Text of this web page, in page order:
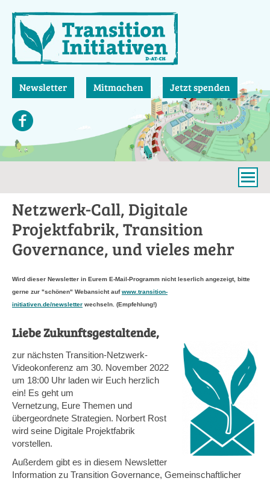
zum
Inhalt
Newsletter Mitmachen Jetzt spenden
Netzwerk-Call, Digitale
Projektfabrik, Transition
Governance, und vieles mehr
Wird dieser Newsletter in Eurem E-Mail-Programm nicht leserlich angezeigt, bitte
gerne zur "schönen" Webansicht aufwww.transition-
initiativen.de/newsletter wechseln. (Empfehlung!)
Liebe Zukunftsgestaltende,
zur nächsten Transition-Netzwerk-
Videokonferenz am 30. November 2022
um 18:00 Uhr laden wir Euch herzlich
ein! Es geht um
Vernetzung, Eure Themen und
übergeordnete Strategien. Norbert Rost
wird seine Digitale Projektfabrik
vorstellen.
Außerdem gibt es in diesem Newsletter
Information zu Transition Governance, Gemeinschaftlicher